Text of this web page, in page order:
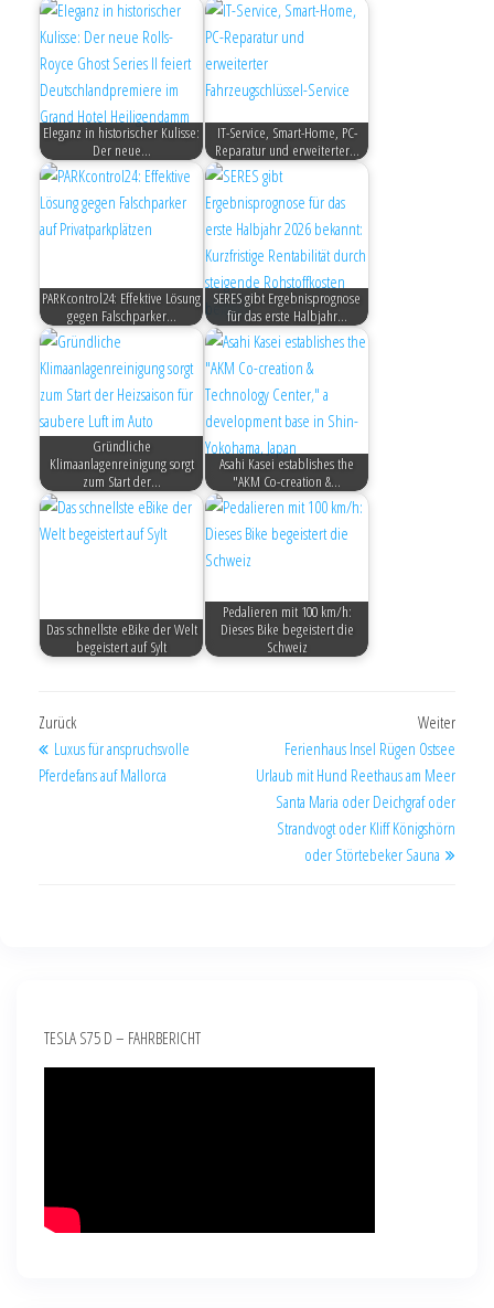
Eleganz in historischer Kulisse:
Der neue…
IT-Service, Smart-Home, PC-
Reparatur und erweiterter…
PARKcontrol24: Effektive Lösung
gegen Falschparker…
SERES gibt Ergebnisprognose
für das erste Halbjahr…
Gründliche
Klimaanlagenreinigung sorgt
zum Start der…
Asahi Kasei establishes the
"AKM Co-creation &…
Das schnellste eBike der Welt
begeistert auf Sylt
Pedalieren mit 100 km/h:
Dieses Bike begeistert die
Schweiz
Zurück
Luxus für anspruchsvolle
Pferdefans auf Mallorca
Weiter
Ferienhaus Insel Rügen Ostsee
Urlaub mit Hund Reethaus am Meer
Santa Maria oder Deichgraf oder
Strandvogt oder Kliff Königshörn
oder Störtebeker Sauna
TESLA S75 D – FAHRBERICHT